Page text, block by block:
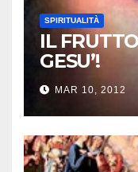
SPIRITUALITÀ
IL
GESU’!
MAR 10, 2012